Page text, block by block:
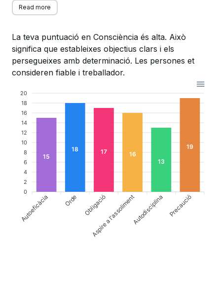
Read more
La teva puntuació en Consciència és alta. Això
significa que estableixes objectius clars i els
persegueixes amb determinació. Les persones et
consideren fiable i treballador.
20
18
16
14
12
10
8
6
4
2
0
15
18 17
16
13
19
Autoeficàcia Orde Obligació
Aspire a l'assolimentAutodisciplina Precaució